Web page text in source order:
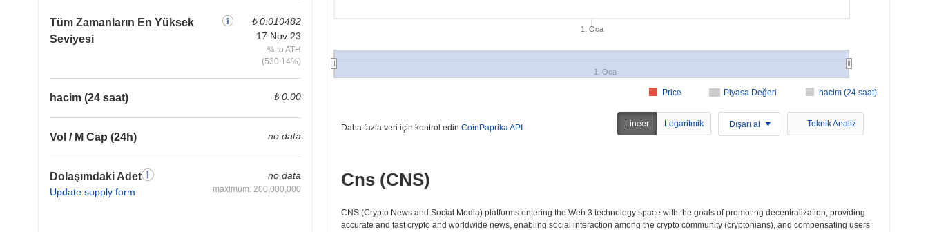
Tüm Zamanların En Yüksek
Seviyesi
₺ 0.010482
17 Nov 23
% to ATH
(530.14%)
hacim (24 saat) ₺ 0.00
Vol / M Cap (24h) no data
Dolaşımdaki Adet
Update supply form
no data
maximum: 200,000,000
Piyasa Değeri hacim (24 saat)
Price
1. Oca
1. Oca
Daha fazla veri için kontrol edin CoinPaprika API Lineer Logaritmik Dışarı al Teknik Analiz
Cns (CNS)
CNS (Crypto News and Social Media) platforms entering the Web 3 technology space with the goals of promoting decentralization, providing
accurate and fast crypto and worldwide news, enabling social interaction among the crypto community (cryptonians), and compensating users